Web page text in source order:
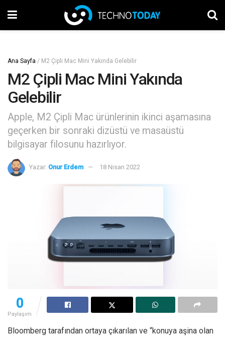
Ana Sayfa / M2 Çipli Mac Mini Yakında Gelebilir
M2 Çipli Mac Mini Yakında
Gelebilir
Apple, M2 Çipli Mac ürünlerinin ikinci aşamasına
geçerken bir sonraki dizüstü ve masaüstü
bilgisayar filosunu hazırlıyor.
Yazar: Onur Erdem 18 Nisan 2022
0
Paylaşım
Bloomberg tarafından ortaya çıkarılan ve “konuya aşina olan